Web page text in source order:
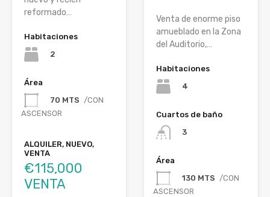
reformado…
Habitaciones
2
Área
70 MTS /CON
ASCENSOR
ALQUILER, NUEVO,
VENTA
€115,000
VENTA
Venta de enorme piso
amueblado en la Zona
del Auditorio,…
Habitaciones
4
Cuartos de baño
3
Área
130 MTS /CON
ASCENSOR